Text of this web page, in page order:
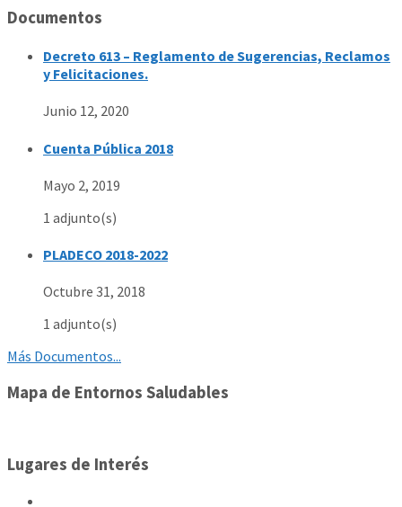
Documentos
Decreto 613 – Reglamento de Sugerencias, Reclamos
y Felicitaciones.
Junio 12, 2020
Cuenta Pública 2018
Mayo 2, 2019
1 adjunto(s)
PLADECO 2018-2022
Octubre 31, 2018
1 adjunto(s)
Más Documentos...
Mapa de Entornos Saludables
Lugares de Interés